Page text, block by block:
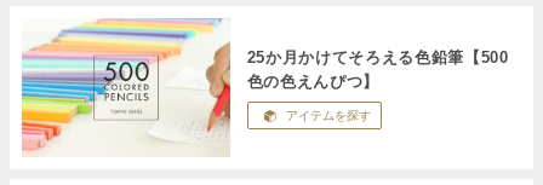
25か月かけてそろえる色鉛筆【500
色の色えんぴつ】
アイテムを探す